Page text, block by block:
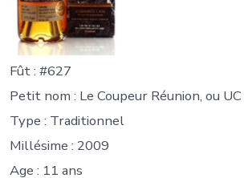
Fût : #627
Petit nom : Le Coupeur Réunion, ou
Type : Traditionnel
Millésime : 2009
Age : 11 ans